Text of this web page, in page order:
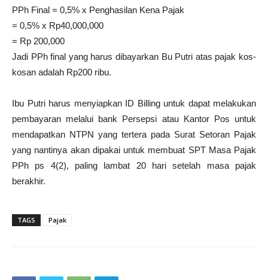
PPh Final = 0,5% x Penghasilan Kena Pajak
= 0,5% x Rp40,000,000
= Rp 200,000
Jadi PPh final yang harus dibayarkan Bu Putri atas pajak kos-
kosan adalah Rp200 ribu.
Ibu Putri harus menyiapkan ID Billing untuk dapat melakukan
pembayaran melalui bank Persepsi atau Kantor Pos untuk
mendapatkan NTPN yang tertera pada Surat Setoran Pajak
yang nantinya akan dipakai untuk membuat SPT Masa Pajak
PPh ps 4(2), paling lambat 20 hari setelah masa pajak
berakhir.
TAGS Pajak